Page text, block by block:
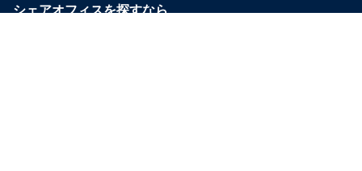
シェアオフィスを探すなら